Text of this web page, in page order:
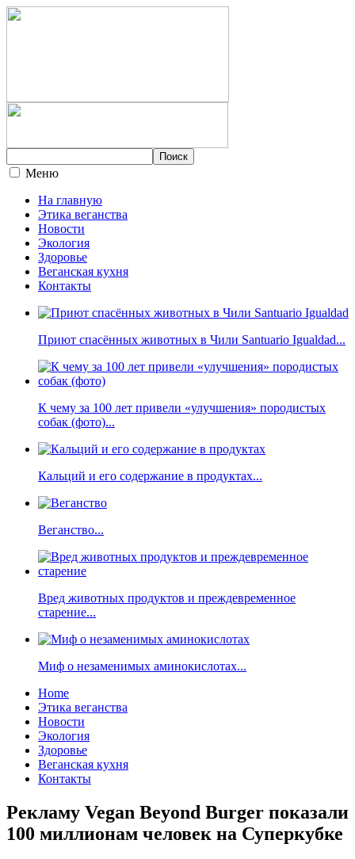
Меню
На главную
Этика веганства
Новости
Экология
Здоровье
Веганская кухня
Контакты
Приют спасённых животных в Чили Santuario Igualdad...
К чему за 100 лет привели «улучшения» породистых
собак (фото)...
Кальций и его содержание в продуктах...
Веганство...
Вред животных продуктов и преждевременное
старение...
Миф о незаменимых аминокислотах...
Home
Этика веганства
Новости
Экология
Здоровье
Веганская кухня
Контакты
Рекламу Vegan Beyond Burger показали
100 миллионам человек на Суперкубке